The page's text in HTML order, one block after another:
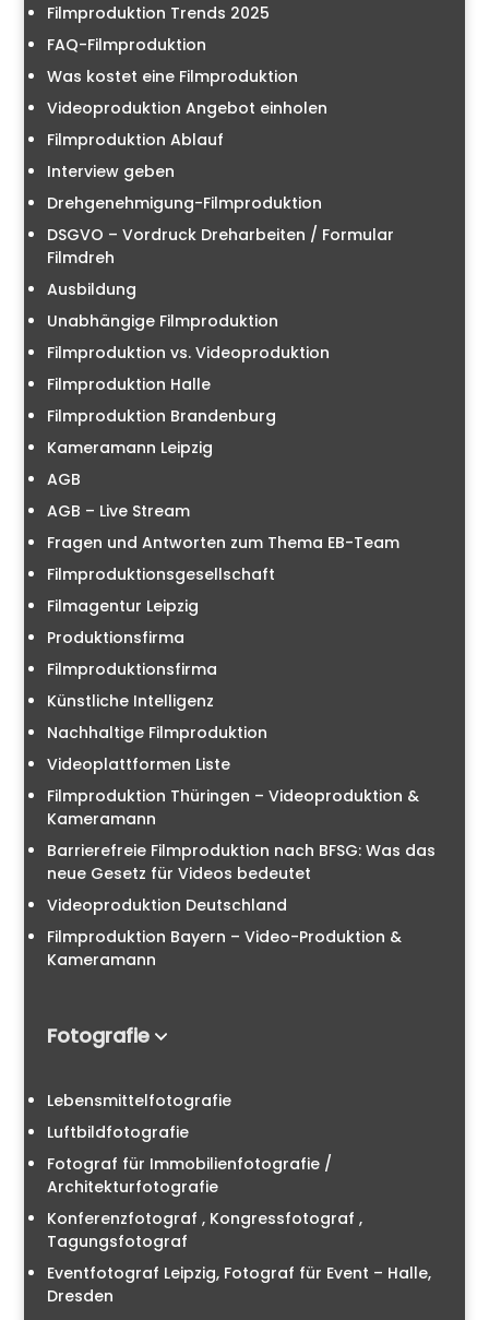
Filmproduktion Trends 2025
FAQ-Filmproduktion
Was kostet eine Filmproduktion
Videoproduktion Angebot einholen
Filmproduktion Ablauf
Interview geben
Drehgenehmigung-Filmproduktion
DSGVO – Vordruck Dreharbeiten / Formular
Filmdreh
Ausbildung
Unabhängige Filmproduktion
Filmproduktion vs. Videoproduktion
Filmproduktion Halle
Filmproduktion Brandenburg
Kameramann Leipzig
AGB
AGB – Live Stream
Fragen und Antworten zum Thema EB-Team
Filmproduktionsgesellschaft
Filmagentur Leipzig
Produktionsfirma
Filmproduktionsfirma
Künstliche Intelligenz
Nachhaltige Filmproduktion
Videoplattformen Liste
Filmproduktion Thüringen – Videoproduktion &
Kameramann
Barrierefreie Filmproduktion nach BFSG: Was das
neue Gesetz für Videos bedeutet
Videoproduktion Deutschland
Filmproduktion Bayern – Video-Produktion &
Kameramann
Fotografie
Lebensmittelfotografie
Luftbildfotografie
Fotograf für Immobilienfotografie /
Architekturfotografie
Konferenzfotograf , Kongressfotograf ,
Tagungsfotograf
Eventfotograf Leipzig, Fotograf für Event – Halle,
Dresden